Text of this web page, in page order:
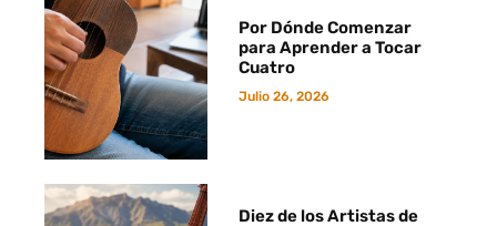
Por Dónde Comenzar
para Aprender a Tocar
Cuatro
Julio 26, 2026
Diez de los Artistas de